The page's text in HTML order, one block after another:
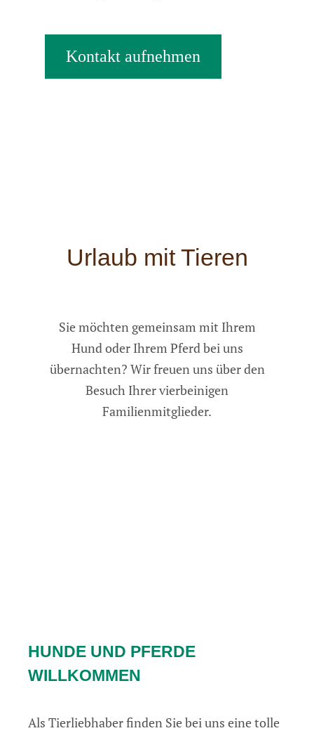
Kontakt aufnehmen
Urlaub mit Tieren
Sie möchten gemeinsam mit Ihrem
Hund oder Ihrem Pferd bei uns
übernachten? Wir freuen uns über den
Besuch Ihrer vierbeinigen
Familienmitglieder.
HUNDE UND PFERDE
WILLKOMMEN
Als Tierliebhaber finden Sie bei uns eine tolle